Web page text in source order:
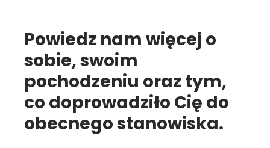
Powiedz nam więcej o
sobie, swoim
pochodzeniu oraz tym,
co doprowadziło Cię do
obecnego stanowiska.